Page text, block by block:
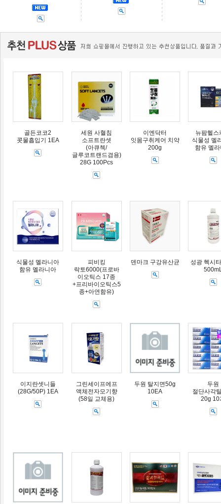
골든코코2
콧물흡입기 1EA
세원 사혈침
소프트란셋
(아큐첵/
글루코트랜드겸용)
28G 100Pcs
이엔닥터
잇몸구취케어 치약
200g
뉴팜헬스
식물성 멜
함유 멜
식물성 멜라니아
함유 멜라니아
피비킹
락토6000(프로바
이오틱스 17종
+프리바이오틱스5
종+아연함유)
덴마크 구강유산균
성광 헥시
이지란셋니들
(28G/50P) 1EA
그린세이프에프
액체전자모기향
(58일 교체용)
두원 탈지면50g
10EA
두원
절단사각
20g 10